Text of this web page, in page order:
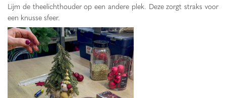
Lijm de theelichthouder op een andere plek. Deze zorgt straks voor
een knusse sfeer.